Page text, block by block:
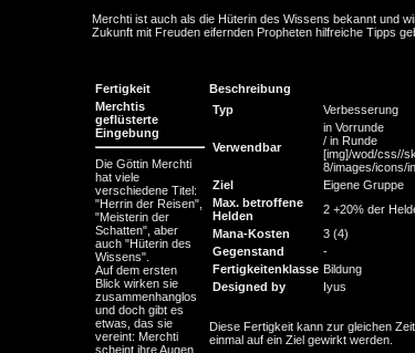
Merchti ist auch als die Hüterin des Wissens bekannt und
Zukunft mit Freuden eifernden Propheten hilfreiche Tipps
Fertigkeit
Beschreibung
Merchtis
geflüsterte
Eingebung
Die Göttin Merchti
hat viele
verschiedene Titel:
"Herrin der Reisen",
"Meisterin der
Schatten", aber
auch "Hüterin des
Wissens".
Auf dem ersten
Blick wirken sie
zusammenhanglos
und doch gibt es
etwas, das sie
vereint: Merchti
scheint ihre Augen
Typ Verbesserung
Verwendbar
in Vorrunde
/ in Runde
[img]/wod/css//
8/images/icons/
Ziel
Eigene Gruppe
Max. betroffene
Helden
2 +20% der
Mana-Kosten
3 (4)
Gegenstand
-
Fertigkeitenklasse Bildung
Designed by
Iyus
Diese Fertigkeit kann zur gleichen
einmal auf ein Ziel gewirkt werden.